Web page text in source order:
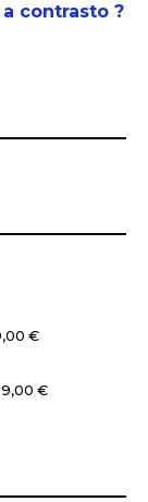
contrasto ?
€
€